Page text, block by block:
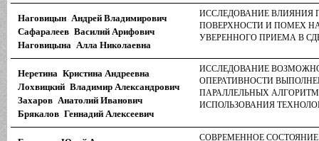
Наговицын Андрей Владимирович
Сафаралеев Василий Арифович
Наговицына Алла Николаевна
ИССЛЕДОВАНИЕ
ПОВЕРХНОСТИ И ПОМЕХ
УВЕРЕННОГО ПРИЕМА В
Неретина Кристина Андреевна
Лохвицкий Владимир Александрович
Захаров Анатолий Иванович
Брякалов Геннадий Алексеевич
ИССЛЕДОВАНИЕ
ОПЕРАТИВНОСТИ
ПАРАЛЛЕЛЬНЫХ
ИСПОЛЬЗОВАНИЯ
СОВРЕМЕННОЕ